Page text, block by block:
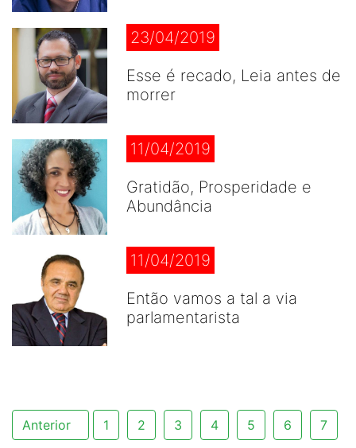
23/04/2019
Esse é recado, Leia antes de
morrer
11/04/2019
Gratidão, Prosperidade e
Abundância
11/04/2019
Então vamos a tal a via
parlamentarista
Anterior 1 2 3 4 5 6 7